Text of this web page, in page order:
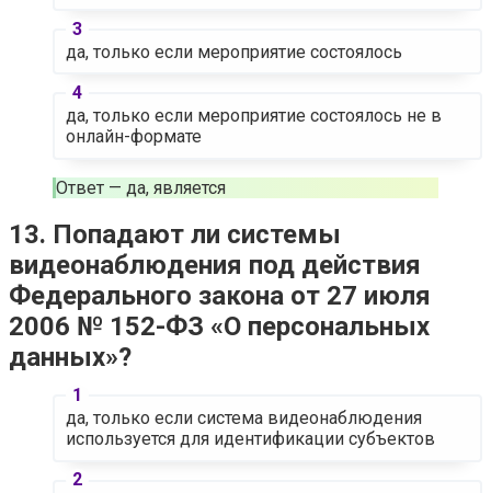
да, только если мероприятие состоялось
да, только если мероприятие состоялось не в
онлайн-формате
Ответ — да, является
13. Попадают ли системы
видеонаблюдения под действия
Федерального закона от 27 июля
2006 № 152-ФЗ «О персональных
данных»?
да, только если система видеонаблюдения
используется для идентификации субъектов